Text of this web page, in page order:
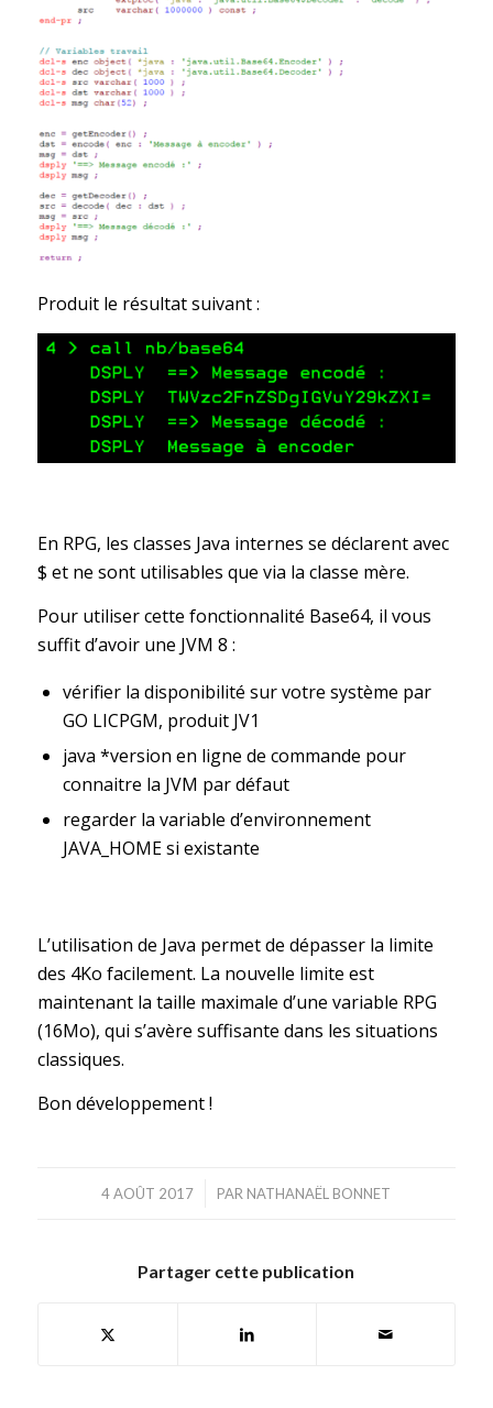
Produit le résultat suivant :
En RPG, les classes Java internes se déclarent avec
$ et ne sont utilisables que via la classe mère.
Pour utiliser cette fonctionnalité Base64, il vous
suffit d’avoir une JVM 8 :
vérifier la disponibilité sur votre système par
GO LICPGM, produit JV1
java *version en ligne de commande pour
connaitre la JVM par défaut
regarder la variable d’environnement
JAVA_HOME si existante
L’utilisation de Java permet de dépasser la limite
des 4Ko facilement. La nouvelle limite est
maintenant la taille maximale d’une variable RPG
(16Mo), qui s’avère suffisante dans les situations
classiques.
Bon développement !
4 AOÛT 2017
/ PAR NATHANAËL BONNET
Partager cette publication